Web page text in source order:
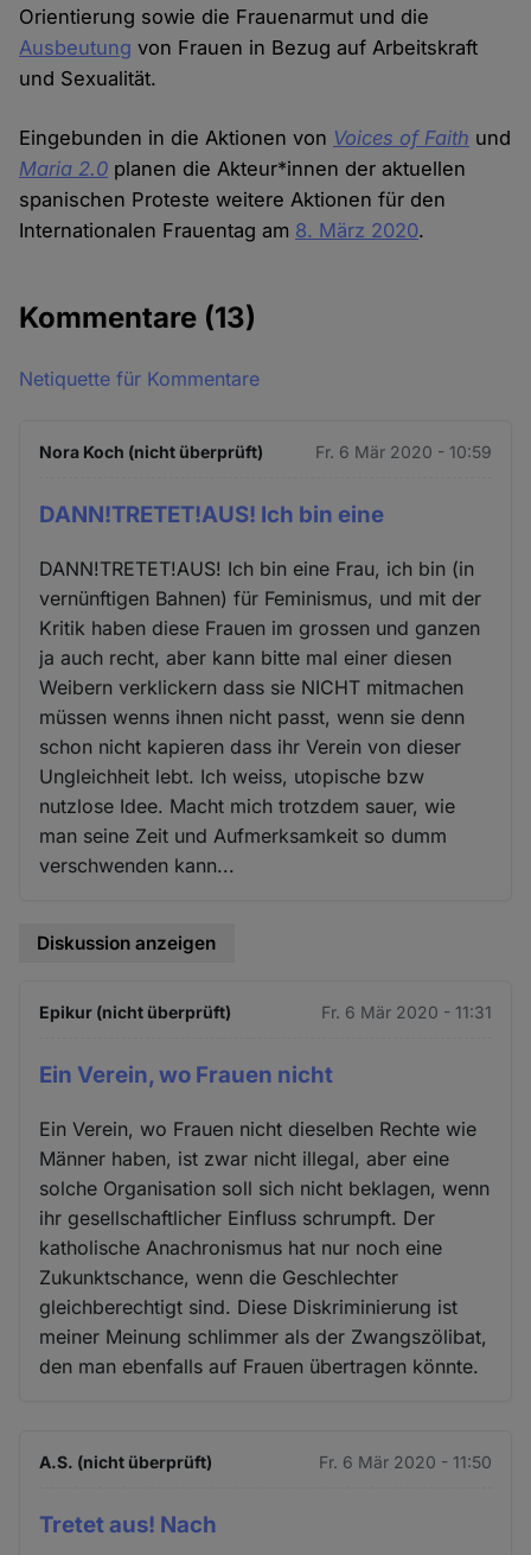
Orientierung sowie die Frauenarmut und die
Ausbeutung von Frauen in Bezug auf Arbeitskraft
und Sexualität.
Eingebunden in die Aktionen von Voices of Faith und
Maria 2.0 planen die Akteur*innen der aktuellen
spanischen Proteste weitere Aktionen für den
Internationalen Frauentag am 8. März 2020.
Kommentare (13)
Netiquette für Kommentare
Nora Koch (nicht überprüft) Fr. 6 Mär 2020 - 10:59
DANN!TRETET!AUS! Ich bin eine
DANN!TRETET!AUS! Ich bin eine Frau, ich bin (in
vernünftigen Bahnen) für Feminismus, und mit der
Kritik haben diese Frauen im grossen und ganzen
ja auch recht, aber kann bitte mal einer diesen
Weibern verklickern dass sie NICHT mitmachen
müssen wenns ihnen nicht passt, wenn sie denn
schon nicht kapieren dass ihr Verein von dieser
Ungleichheit lebt. Ich weiss, utopische bzw
nutzlose Idee. Macht mich trotzdem sauer, wie
man seine Zeit und Aufmerksamkeit so dumm
verschwenden kann...
Diskussion anzeigen
Epikur (nicht überprüft) Fr. 6 Mär 2020 - 11:31
Ein Verein, wo Frauen nicht
Ein Verein, wo Frauen nicht dieselben Rechte wie
Männer haben, ist zwar nicht illegal, aber eine
solche Organisation soll sich nicht beklagen, wenn
ihr gesellschaftlicher Einfluss schrumpft. Der
katholische Anachronismus hat nur noch eine
Zukunktschance, wenn die Geschlechter
gleichberechtigt sind. Diese Diskriminierung ist
meiner Meinung schlimmer als der Zwangszölibat,
den man ebenfalls auf Frauen übertragen könnte.
A.S. (nicht überprüft) Fr. 6 Mär 2020 - 11:50
Tretet aus! Nach